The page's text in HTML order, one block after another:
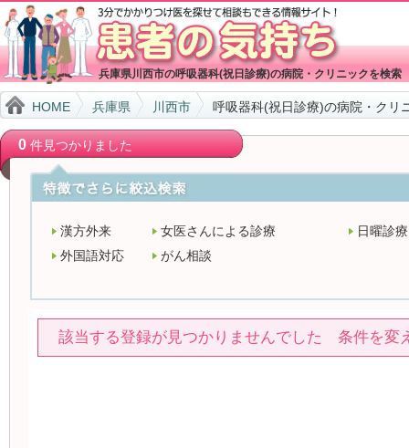
兵庫県川西市の呼吸器科(祝日診療)の病院・クリニックを検索
HOME 兵庫県 川西市 呼吸器科(祝日診療)の病院・クリ
0件見つかりました
漢方外来 女医さんによる診療
日曜診療
外国語対応
がん相談
該当する登録が見つかりませんでした 条件を